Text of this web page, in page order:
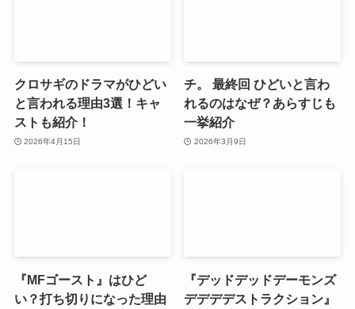
クロサギのドラマがひどい
と言われる理由3選！キャ
ストも紹介！
2026年4月15日
チ。 最終回 ひどいと言わ
れるのはなぜ？あらすじも
一挙紹介
2026年3月9日
『MFゴースト』はひど
い？打ち切りになった理由
『デッドデッドデーモンズ
デデデデストラクション』